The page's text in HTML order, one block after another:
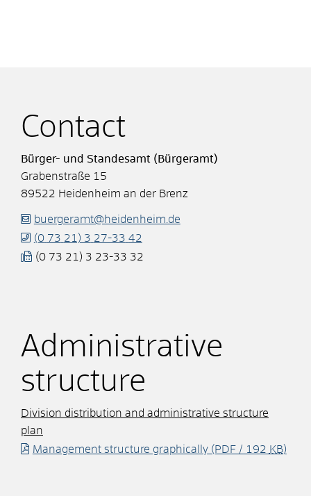
Contact
Bürger- und Standesamt (Bürgeramt)
Grabenstraße 15
89522 Heidenheim an der Brenz
buergeramt@heidenheim.de
(0 73 21) 3 27-33 42
(0 73 21) 3 23-33 32
Administrative
structure
Division distribution and administrative structure
plan
Management structure graphically(PDF / 192 KB)